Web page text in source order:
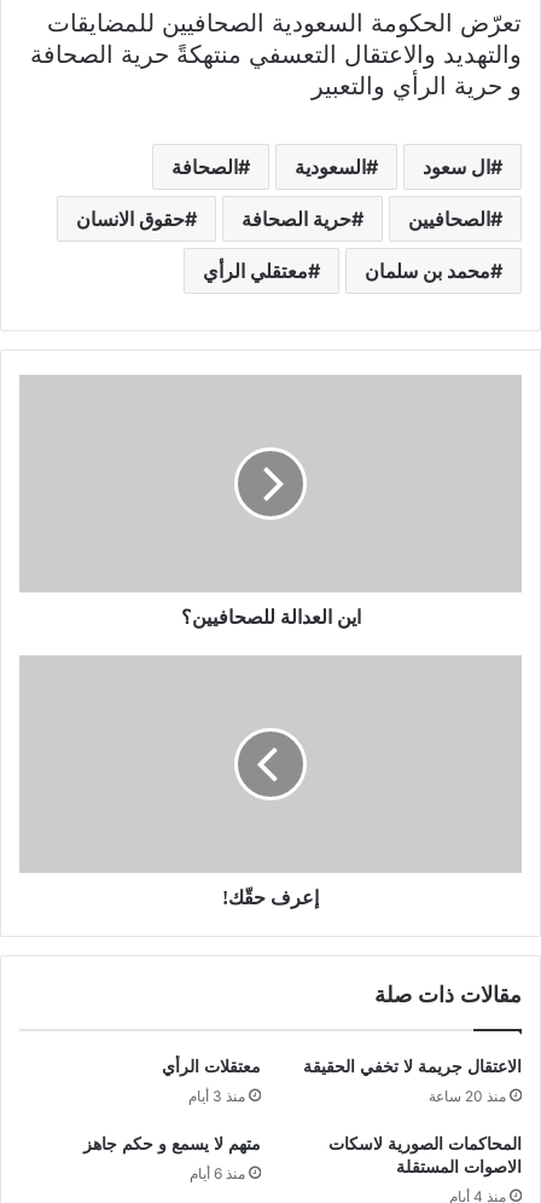
تعرّض الحكومة السعودية الصحافيين للمضايقات
والتهديد والاعتقال التعسفي منتهكةً حرية الصحافة
و حرية الرأي والتعبير
ال سعود السعودية الصحافة
الصحافيين حرية الصحافة حقوق الانسان
محمد بن سلمان معتقلي الرأي
اين العدالة للصحافيين؟
إعرف حقّك!
مقالات ذات صلة
الاعتقال جريمة لا تخفي الحقيقة
منذ 20 ساعة
معتقلات الرأي
منذ 3 أيام
المحاكمات الصورية لاسكات
الاصوات المستقلة
منذ 4 أيام
متهم لا يسمع و حكم جاهز
منذ 6 أيام